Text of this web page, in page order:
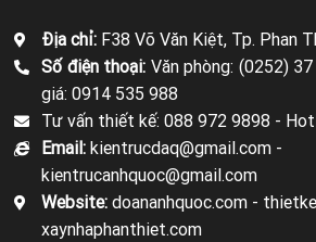
Địa chỉ: F38 Võ Văn Kiệt, Tp. Phan
Số điện thoại: Văn phòng: (0252)
giá: 0914 535 988
Tư vấn thiết kế: 088 972 9898 -
Email: kientrucdaq@gmail.com -
kientrucanhquoc@gmail.com
Website: doananhquoc.com -
xaynhaphanthiet.com